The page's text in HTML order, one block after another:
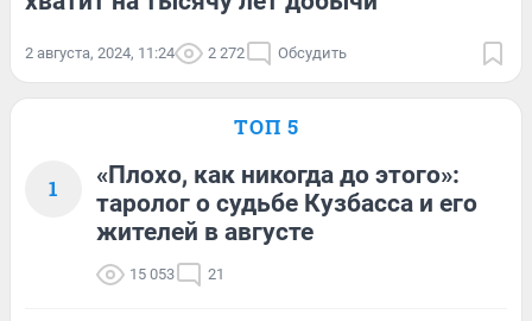
2 августа, 2024, 11:24 2 272 Обсудить
ТОП 5
1
«Плохо, как никогда до этого»:
таролог о судьбе Кузбасса и его
жителей в августе
15 053 21